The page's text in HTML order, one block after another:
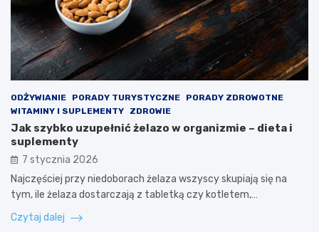
ODŻYWIANIE PORADY TURYSTYCZNE
PORADY ZDROWOTNE
WITAMINY I SUPLEMENTY
ZDROWIE
Jak szybko uzupełnić żelazo w organizmie – dieta i
suplementy
7 stycznia 2026
Najczęściej przy niedoborach żelaza wszyscy skupiają się na
tym, ile żelaza dostarczają z tabletką czy kotletem,…
Czytaj dalej